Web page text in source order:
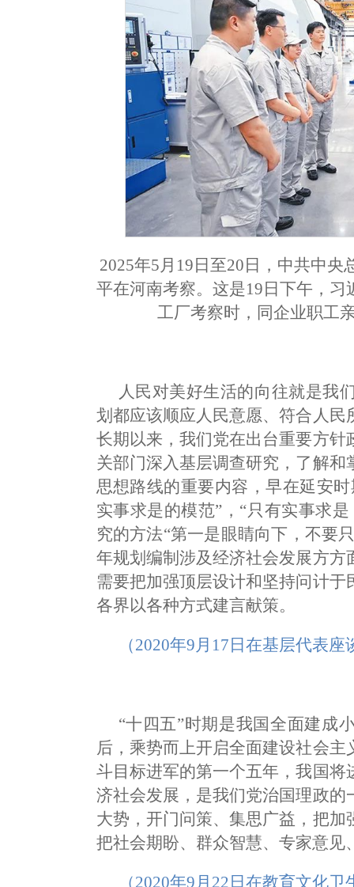
2025年5月19日至20日，中共中
平在河南考察。这是19日下午，
工厂考察时，同企业职工
人民对美好生活的向往就是我
划都应该顺应人民意愿、符合人
长期以来，我们党在出台重要方
关部门深入基层调查研究，了解
思想路线的重要内容，早在延安
实事求是的模范”，“只有实事求
究的方法“第一是眼睛向下，不要
年规划编制涉及经济社会发展方
需要把加强顶层设计和坚持问计
各界以各种方式建言献策。
（2020年9月17日在基层代表
“十四五”时期是我国全面建成
后，乘势而上开启全面建设社会
斗目标进军的第一个五年，我国
济社会发展，是我们党治国理政
大势，开门问策、集思广益，把
把社会期盼、群众智慧、专家意
（2020年9月22日在教育文化